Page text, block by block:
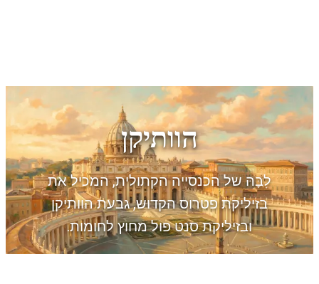
הוותיקן
לִבָּהּ של הכנסייה הקתולית, המכיל את
בזיליקת פטרוס הקדוש, גבעת הוותיקן
ובזיליקת סנט פול מחוץ לחומות.